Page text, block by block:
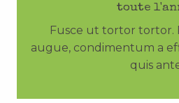
toute
Fusce ut tortor tortor.
augue, condimentum a
quis